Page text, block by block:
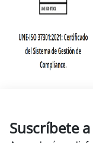
Suscríbete